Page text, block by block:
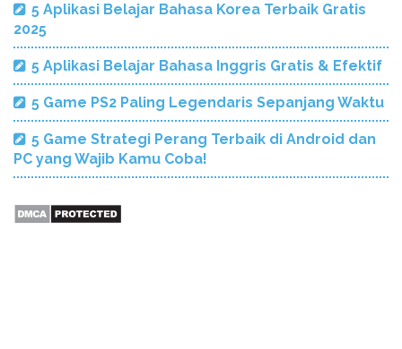
5 Aplikasi Belajar Bahasa Korea Terbaik Gratis
2025
5 Aplikasi Belajar Bahasa Inggris Gratis & Efektif
5 Game PS2 Paling Legendaris Sepanjang Waktu
5 Game Strategi Perang Terbaik di Android dan
PC yang Wajib Kamu Coba!